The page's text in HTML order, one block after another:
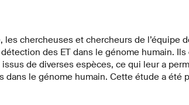
chercheuses et chercheurs de l’équipe
détection des ET dans le génome humain.
de diverses espèces, ce qui leur a
dans le génome humain. Cette étude a été